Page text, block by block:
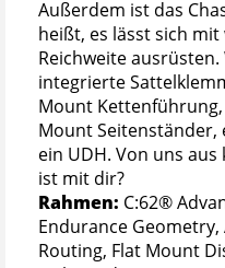
Außerdem ist das
heißt, es lässt sich
Reichweite
integrierte
Mount
Mount
ein UDH. Von uns
ist mit dir?
Rahmen: C:62®
Endurance
Routing, Flat Mount